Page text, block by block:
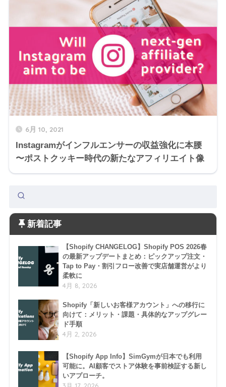
6月 10, 2021
Instagramがインフルエンサーの収益強化に本腰
〜ポストクッキー時代の新たなアフィリエイト像
新着記事
【Shopify CHANGELOG】Shopify POS 2026春
の最新アップデートまとめ：ピックアップ注文・
Tap to Pay・割引フロー改善で実店舗運営がより
柔軟に
4月 8, 2026
Shopify「新しいお客様アカウント」への移行に
向けて：メリット・課題・具体的なアップグレー
ド手順
4月 2, 2026
【Shopify App Info】SimGymが日本でも利用
可能に。AI顧客でストア体験を事前検証する新し
いアプローチ。